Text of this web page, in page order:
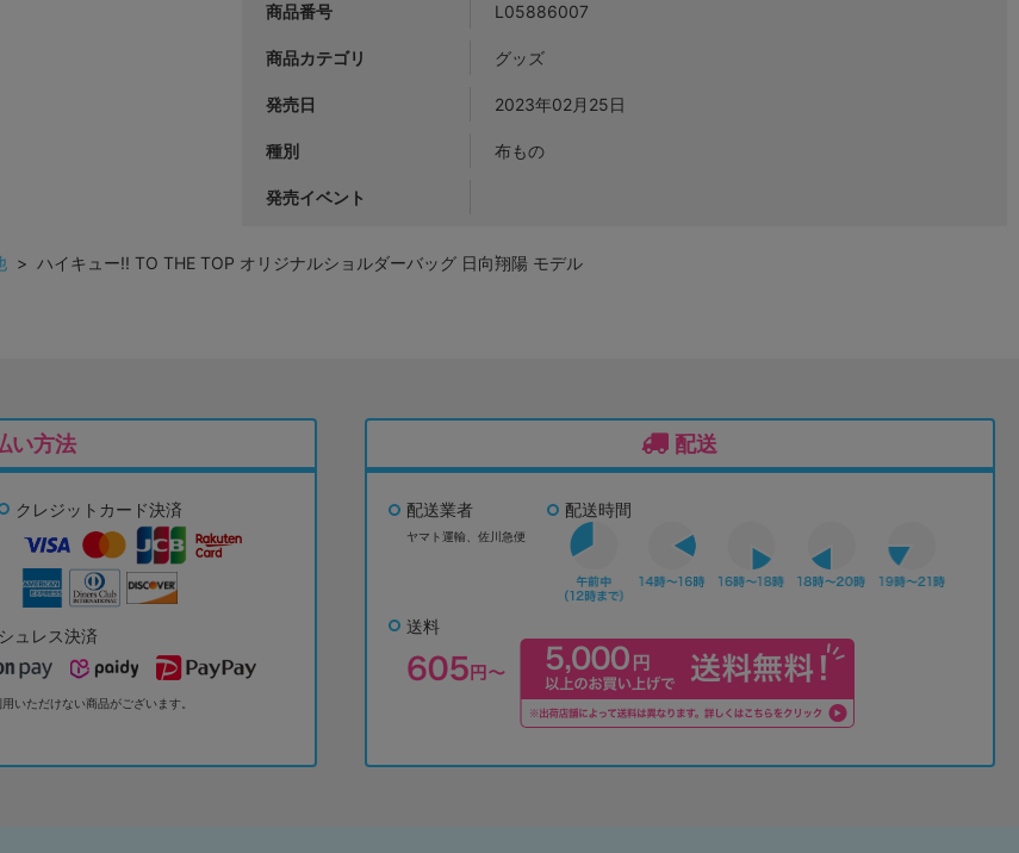
商品番号 L05886007
商品カテゴリ グッズ
発売日 2023年02月25日
種別 布もの
発売イベント
> ハイキュー!! TO THE TOP オリジナルショルダーバッグ 日向翔陽 モデル
い方法
クレジットカード決済
ュレス決済
いただけない商品がございます。
配送
配送業者
ヤマト運輸、佐川急便
配送時間
送料